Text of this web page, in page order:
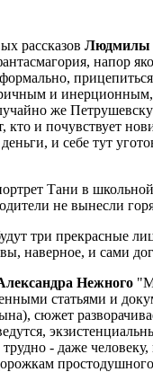
рассказов Людмилы
напор
и
же
и почувствует
и себе тут
Тани в
не вынесли
три прекрасные
наверное, и сами
Нежного
статьями и
сюжет
трудно - даже